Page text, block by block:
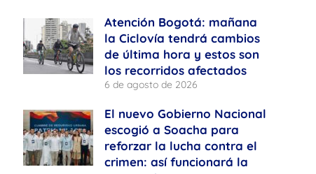
Atención Bogotá: mañana
la Ciclovía tendrá cambios
de última hora y estos son
los recorridos afectados
6 de agosto de 2026
El nuevo Gobierno Nacional
escogió a Soacha para
reforzar la lucha contra el
crimen: así funcionará la